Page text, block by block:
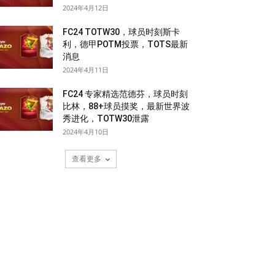
2024年4月12日
FC24 TOTW30，球员时刻斯卡
利，德甲POTM投票，TOTS最新
消息
2024年4月11日
FC24 专家精选范德芬，球员时刻
比林，88+球员摸奖，最新世界波
秀进化，TOTW30泄露
2024年4月10日
查看更多